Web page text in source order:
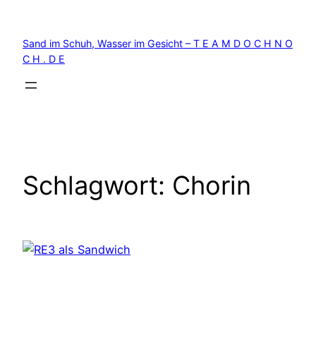
springen
Sand im Schuh, Wasser im Gesicht – T E A M D O C H N O
C H . D E
Schlagwort: Chorin